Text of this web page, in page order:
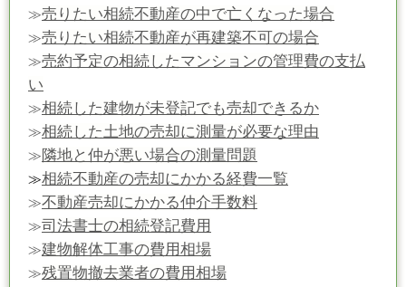
≫売りたい相続不動産の中で亡くなった場合
≫売りたい相続不動産が再建築不可の場合
≫売約予定の相続したマンションの管理費の支払
い
≫相続した建物が未登記でも売却できるか
≫相続した土地の売却に測量が必要な理由
≫隣地と仲が悪い場合の測量問題
≫相続不動産の売却にかかる経費一覧
≫不動産売却にかかる仲介手数料
≫司法書士の相続登記費用
≫建物解体工事の費用相場
≫残置物撤去業者の費用相場